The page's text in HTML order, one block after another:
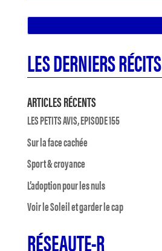
LES DERNIERS RÉCITS
ARTICLES RÉCENTS
LES PETITS AVIS, EPISODE 155
Sur la face cachée
Sport & croyance
L’adoption pour les nuls
Voir le Soleil et garder le cap
RÉSEAUTE-R